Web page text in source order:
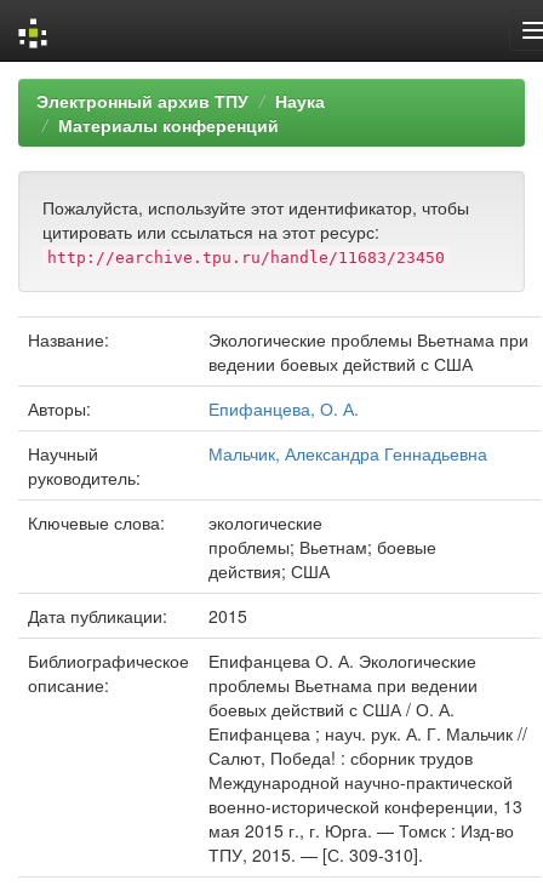
Skip
navigation
Электронный архив ТПУ
Наука
Материалы конференций
Пожалуйста, используйте этот идентификатор, чтобы
цитировать или ссылаться на этот ресурс:
http://earchive.tpu.ru/handle/11683/23450
Название:
Экологические проблемы Вьетнама при
ведении боевых действий с США
Авторы:
Епифанцева, О. А.
Научный
руководитель:
Мальчик, Александра Геннадьевна
Ключевые слова:
экологические
проблемы; Вьетнам; боевые
действия; США
Дата публикации:
2015
Библиографическое
описание:
Епифанцева О. А. Экологические
проблемы Вьетнама при ведении
боевых действий с США / О. А.
Епифанцева ; науч. рук. А. Г. Мальчик //
Салют, Победа! : сборник трудов
Международной научно-практической
военно-исторической конференции, 13
мая 2015 г., г. Юрга. — Томск : Изд-во
ТПУ, 2015. — [С. 309-310].